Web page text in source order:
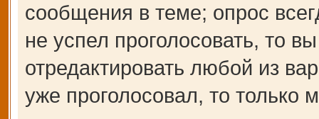
сообщения в теме; опрос
не успел проголосовать, то
отредактировать любой из
уже проголосовал, то только